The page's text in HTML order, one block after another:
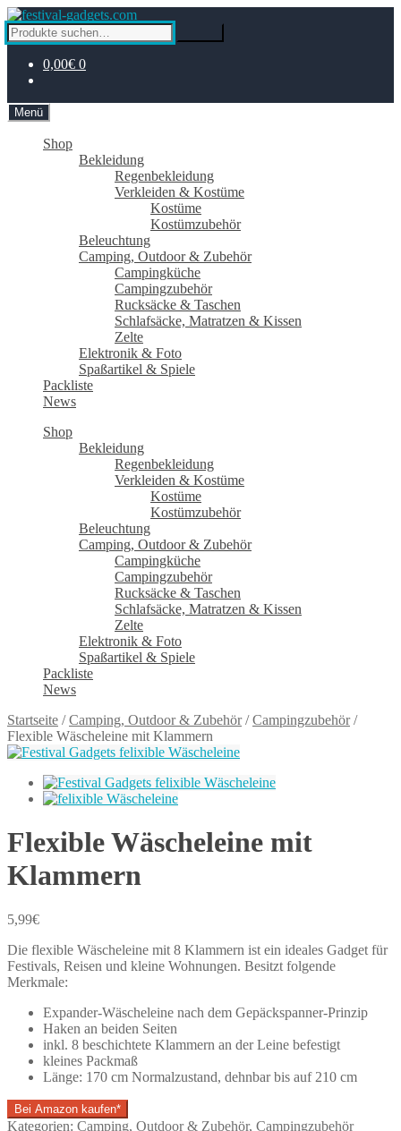
Zur
Navigation
springen
Zum
Inhalt
springen
Suche
nach:
0,00€ 0
Menü
Shop
Bekleidung
Regenbekleidung
Verkleiden & Kostüme
Kostüme
Kostümzubehör
Beleuchtung
Camping, Outdoor & Zubehör
Campingküche
Campingzubehör
Rucksäcke & Taschen
Schlafsäcke, Matratzen & Kissen
Zelte
Elektronik & Foto
Spaßartikel & Spiele
Packliste
News
Shop
Bekleidung
Regenbekleidung
Verkleiden & Kostüme
Kostüme
Kostümzubehör
Beleuchtung
Camping, Outdoor & Zubehör
Campingküche
Campingzubehör
Rucksäcke & Taschen
Schlafsäcke, Matratzen & Kissen
Zelte
Elektronik & Foto
Spaßartikel & Spiele
Packliste
News
Startseite /Camping, Outdoor & Zubehör/Campingzubehör/
Flexible Wäscheleine mit Klammern
Flexible Wäscheleine mit
Klammern
5,99€
Die flexible Wäscheleine mit 8 Klammern ist ein ideales Gadget für
Festivals, Reisen und kleine Wohnungen. Besitzt folgende
Merkmale:
Expander-Wäscheleine nach dem Gepäckspanner-Prinzip
Haken an beiden Seiten
inkl. 8 beschichtete Klammern an der Leine befestigt
kleines Packmaß
Länge: 170 cm Normalzustand, dehnbar bis auf 210 cm
Bei Amazon kaufen*
Kategorien: Camping, Outdoor & Zubehör, Campingzubehör